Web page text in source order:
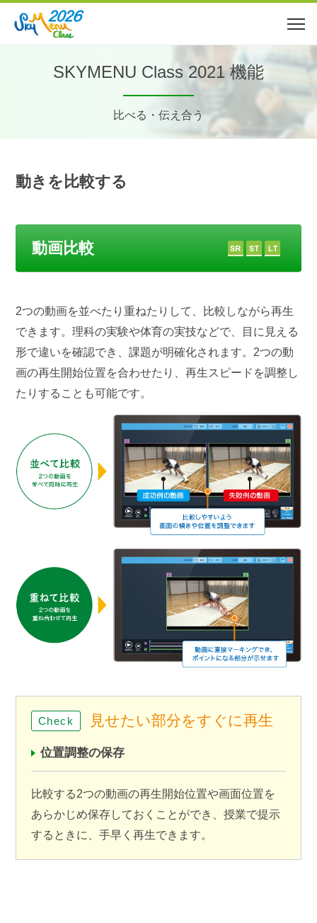
SKYMENU Class 2021 機能
比べる・伝え合う
動きを比較する
動画比較
2つの動画を並べたり重ねたりして、比較しながら再生
できます。理科の実験や体育の実技などで、目に見える
形で違いを確認でき、課題が明確化されます。2つの動
画の再生開始位置を合わせたり、再生スピードを調整し
たりすることも可能です。
見せたい部分をすぐに再生
位置調整の保存
比較する2つの動画の再生開始位置や画面位置を
あらかじめ保存しておくことができ、授業で提示
するときに、手早く再生できます。